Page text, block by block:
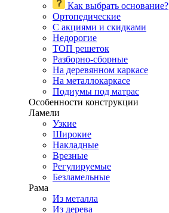
Как выбрать основание?
Ортопедические
С акциями и скидками
Недорогие
ТОП решеток
Разборно-сборные
На деревянном каркасе
На металлокаркасе
Подиумы под матрас
Особенности конструкции
Ламели
Узкие
Широкие
Накладные
Врезные
Регулируемые
Безламельные
Рама
Из металла
Из дерева